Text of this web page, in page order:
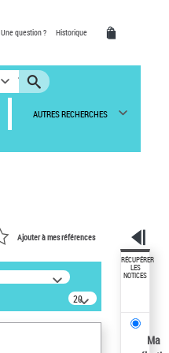
Une question ? Historique
AUTRES RECHERCHES
Ajouter à mes références
20
résultats/page
RÉCUPÉRER
LES
NOTICES
Ma